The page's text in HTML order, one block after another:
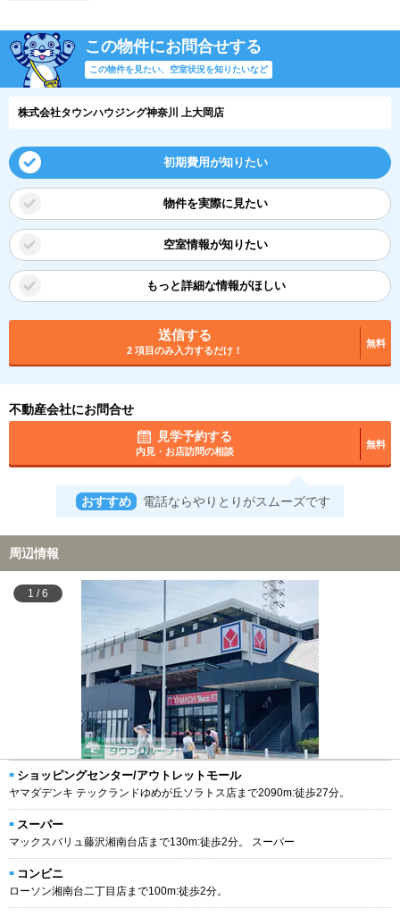
この物件にお問合せする
この物件を見たい、空室状況を知りたいなど
株式会社タウンハウジング神奈川 上大岡店
初期費用が知りたい
物件を実際に見たい
空室情報が知りたい
もっと詳細な情報がほしい
送信する
2 項目のみ入力するだけ！
無料
不動産会社にお問合せ
見学予約する
内見・お店訪問の相談
無料
おすすめ 電話ならやりとりがスムーズです
周辺情報
1 /6
ショッピングセンター/アウトレットモール
ヤマダデンキ テックランドゆめが丘ソラトス店まで2090m:徒歩27分。
スーパー
マックスバリュ藤沢湘南台店まで130m:徒歩2分。 スーパー
コンビニ
ローソン湘南台二丁目店まで100m:徒歩2分。